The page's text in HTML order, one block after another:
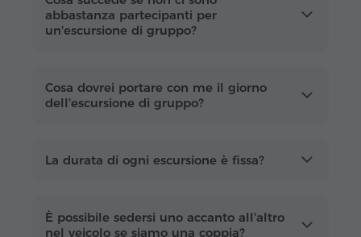
viaggiare:
incontro con altri viaggiatori
guide professionali in inglese e russo
servizi a bordo (Wi-Fi, biscotti, acqua)
sconti per bambini
abbastanza partecipanti per
un'escursione di gruppo?
Cosa dovrei portare con me il giorno
dell'escursione di gruppo?
La durata di ogni escursione è fissa?
È possibile sedersi uno accanto all'altro
nel veicolo se siamo una coppia?